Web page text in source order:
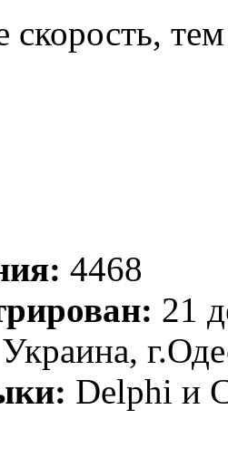
скорость,
4468
21
Украина,
Delphi и